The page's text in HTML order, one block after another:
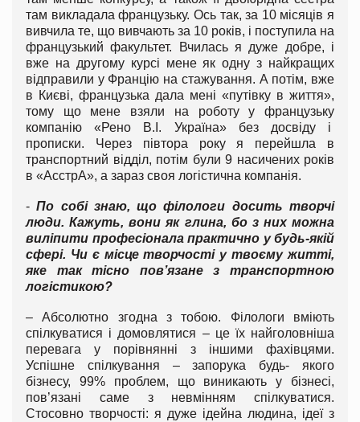
там викладала французьку. Ось так, за 10 місяців я
вивчила те, що вивчають за 10 років, і поступила на
французький факультет. Вчилась я дуже добре, і
вже на другому курсі мене як одну з найкращих
відправили у Францію на стажування. А потім, вже
в Києві, французька дала мені «путівку в життя»,
тому що мене взяли на роботу у французьку
компанію «Рено В.І. Україна» без досвіду і
прописки. Через півтора року я перейшла в
транспортний відділ, потім були 9 насичених років
в «АсстрА», а зараз своя логістична компанія.
-По собі знаю, що філологи досить творчі
люди. Кажуть, вони як глина, бо з них можна
виліпити професіонала практично у будь-якій
сфері. Чи є місце творчості у твоєму житті,
яке так тісно пов’язане з транспортною
логістикою?
– Абсолютно згодна з тобою. Філологи вміють
спілкуватися і домовлятися – це їх найголовніша
перевага у порівнянні з іншими фахівцями.
Успішне спілкування – запорука будь- якого
бізнесу, 99% проблем, що виникають у бізнесі,
пов’язані саме з невмінням спілкуватися.
Стосовно творчості: я дуже ідейна людина, ідеї з